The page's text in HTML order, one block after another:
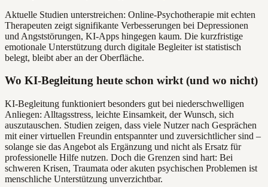
Aktuelle Studien unterstreichen: Online-Psychotherapie mit echten
Therapeuten zeigt signifikante Verbesserungen bei Depressionen
und Angststörungen, KI-Apps hingegen kaum. Die kurzfristige
emotionale Unterstützung durch digitale Begleiter ist statistisch
belegt, bleibt aber an der Oberfläche.
Wo KI-Begleitung heute schon wirkt (und wo nicht)
KI-Begleitung funktioniert besonders gut bei niederschwelligen
Anliegen: Alltagsstress, leichte Einsamkeit, der Wunsch, sich
auszutauschen. Studien zeigen, dass viele Nutzer nach Gesprächen
mit einer virtuellen Freundin entspannter und zuversichtlicher sind –
solange sie das Angebot als Ergänzung und nicht als Ersatz für
professionelle Hilfe nutzen. Doch die Grenzen sind hart: Bei
schweren Krisen, Traumata oder akuten psychischen Problemen ist
menschliche Unterstützung unverzichtbar.